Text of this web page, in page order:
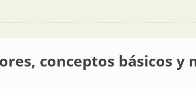
conceptos básicos y